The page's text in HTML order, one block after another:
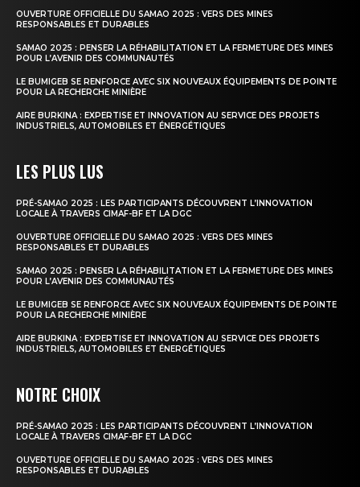
OUVERTURE OFFICIELLE DU SAMAO 2025 : VERS DES MINES
RESPONSABLES ET DURABLES
SAMAO 2025 : PENSER LA RÉHABILITATION ET LA FERMETURE DES MINES
POUR L’AVENIR DES COMMUNAUTÉS
LE BUMIGEB SE RENFORCE AVEC SIX NOUVEAUX ÉQUIPEMENTS DE POINTE
POUR LA RECHERCHE MINIÈRE
AIRE BURKINA : EXPERTISE ET INNOVATION AU SERVICE DES PROJETS
INDUSTRIELS, AUTOMOBILES ET ÉNERGÉTIQUES
LES PLUS LUS
PRÉ-SAMAO 2025 : LES PARTICIPANTS DÉCOUVRENT L’INNOVATION
LOCALE À TRAVERS CIMAF-BF ET LA DGC
OUVERTURE OFFICIELLE DU SAMAO 2025 : VERS DES MINES
RESPONSABLES ET DURABLES
SAMAO 2025 : PENSER LA RÉHABILITATION ET LA FERMETURE DES MINES
POUR L’AVENIR DES COMMUNAUTÉS
LE BUMIGEB SE RENFORCE AVEC SIX NOUVEAUX ÉQUIPEMENTS DE POINTE
POUR LA RECHERCHE MINIÈRE
AIRE BURKINA : EXPERTISE ET INNOVATION AU SERVICE DES PROJETS
INDUSTRIELS, AUTOMOBILES ET ÉNERGÉTIQUES
NOTRE CHOIX
PRÉ-SAMAO 2025 : LES PARTICIPANTS DÉCOUVRENT L’INNOVATION
LOCALE À TRAVERS CIMAF-BF ET LA DGC
OUVERTURE OFFICIELLE DU SAMAO 2025 : VERS DES MINES
RESPONSABLES ET DURABLES